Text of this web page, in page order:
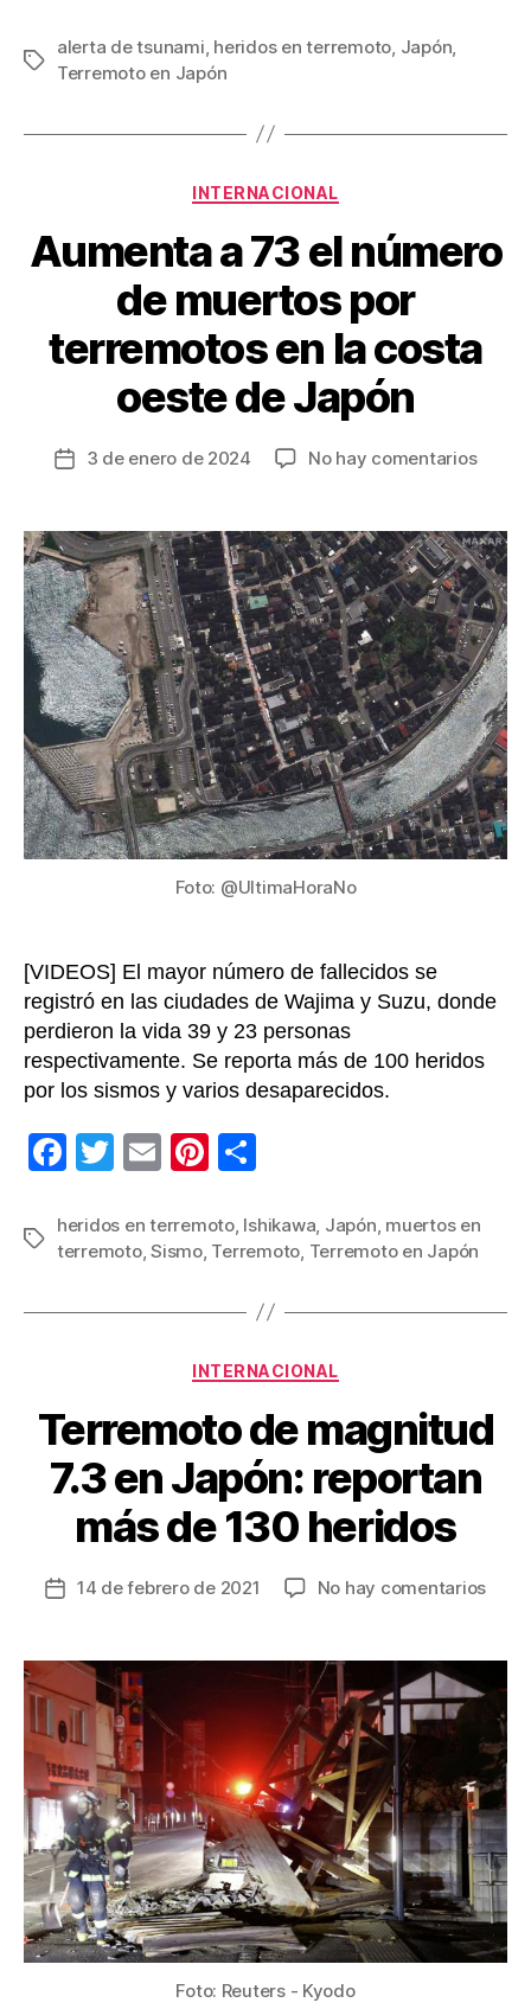
c
e
b
k
tt
er
ail er
e
st
m
ar
Etiquetas
alerta de tsunami, heridos en terremoto, Japón,
Terremoto en Japón
Categorías
INTERNACIONAL
Aumenta a 73 el número
de muertos por
terremotos en la costa
oeste de Japón
Fecha
entrada
3 de enero de 2024 No hay comentariosen
73
el
de
por
en
la
costa
oeste
de
Japón
Foto: @UltimaHoraNo
[VIDEOS] El mayor número de fallecidos se
registró en las ciudades de Wajima y Suzu, donde
perdieron la vida 39 y 23 personas
respectivamente. Se reporta más de 100 heridos
por los sismos y varios desaparecidos.
F
c
e
b
k
T
tt
er
E
ail
Pi
er
e
st
m
p
ar
Etiquetas
heridos en terremoto, Ishikawa Japón muertos en
terremoto,Sismo, Terremoto Terremoto en Japón
Categorías
INTERNACIONAL
Terremoto de magnitud
7.3 en Japón: reportan
más de 130 heridos
Fecha
entrada
14 de febrero de 2021 No hay comentariosen
7.3
en
más
de
130
Foto: Reuters - Kyodo